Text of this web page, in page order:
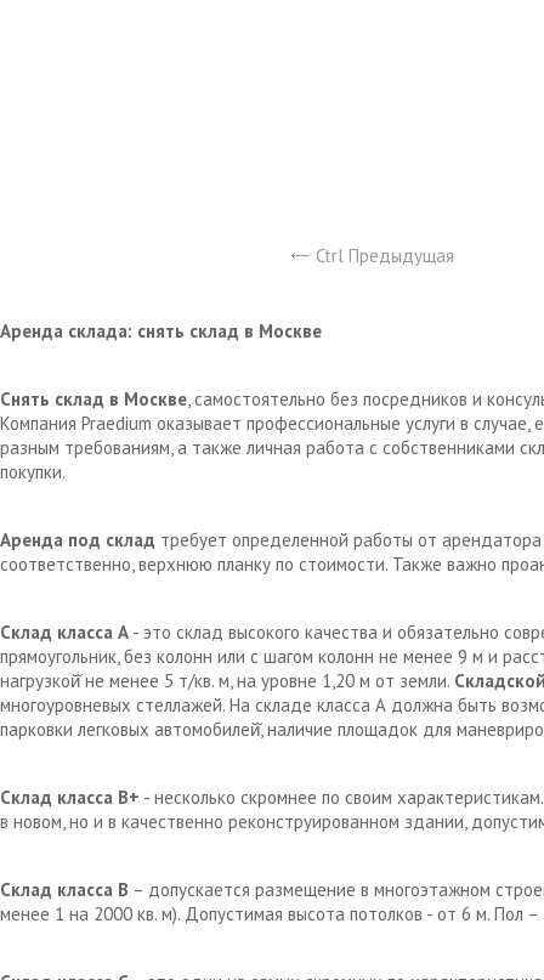
Ctrl Предыдущая
Аренда склада: снять склад в Москве
Снять склад в Москве, самостоятельно без посредников и
Компания Praedium оказывает профессиональные услуги в
разным требованиям, а также личная работа с собственниками
покупки.
Аренда под склад требует определенной работы от
соответственно, верхнюю планку по стоимости. Также важно
Склад класса А - это склад высокого качества и обязательно
прямоугольник, без колонн или с шагом колонн не менее 9 м и
нагрузкой̆ не менее 5 т/кв. м, на уровне 1,20 м от земли.
многоуровневых стеллажей. На складе класса А должна быть
парковки легковых автомобилей̆, наличие площадок для
Склад класса В+ - несколько скромнее по своим
в новом, но и в качественно реконструированном здании,
Склад класса В – допускается размещение в многоэтажном
менее 1 на 2000 кв. м). Допустимая высота потолков - от 6 м. Пол